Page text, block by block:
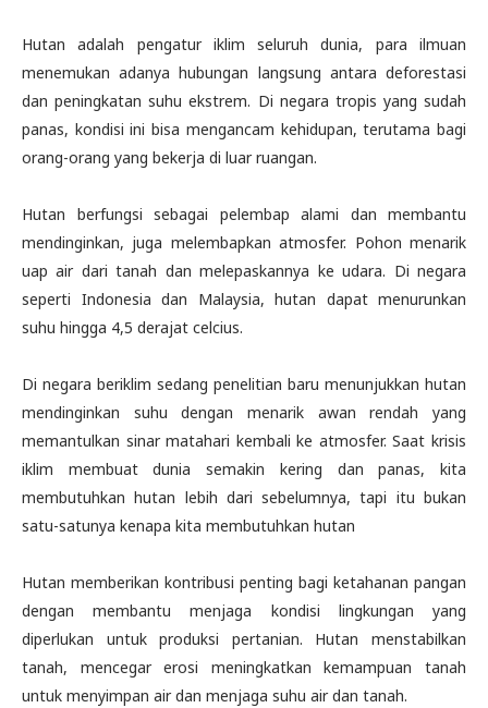
Hutan adalah pengatur iklim seluruh dunia, para ilmuan
menemukan adanya hubungan langsung antara deforestasi
dan peningkatan suhu ekstrem. Di negara tropis yang sudah
panas, kondisi ini bisa mengancam kehidupan, terutama bagi
orang-orang yang bekerja di luar ruangan.
Hutan berfungsi sebagai pelembap alami dan membantu
mendinginkan, juga melembapkan atmosfer. Pohon menarik
uap air dari tanah dan melepaskannya ke udara. Di negara
seperti Indonesia dan Malaysia, hutan dapat menurunkan
suhu hingga 4,5 derajat celcius.
Di negara beriklim sedang penelitian baru menunjukkan hutan
mendinginkan suhu dengan menarik awan rendah yang
memantulkan sinar matahari kembali ke atmosfer. Saat krisis
iklim membuat dunia semakin kering dan panas, kita
membutuhkan hutan lebih dari sebelumnya, tapi itu bukan
satu-satunya kenapa kita membutuhkan hutan
Hutan memberikan kontribusi penting bagi ketahanan pangan
dengan membantu menjaga kondisi lingkungan yang
diperlukan untuk produksi pertanian. Hutan menstabilkan
tanah, mencegar erosi meningkatkan kemampuan tanah
untuk menyimpan air dan menjaga suhu air dan tanah.